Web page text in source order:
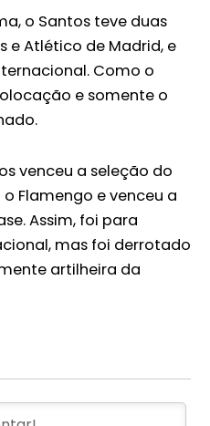
o Santos teve duas
e Atlético de Madrid, e
Como o
e somente o
venceu a seleção do
Flamengo e venceu a
Assim, foi para
mas foi derrotado
artilheira da